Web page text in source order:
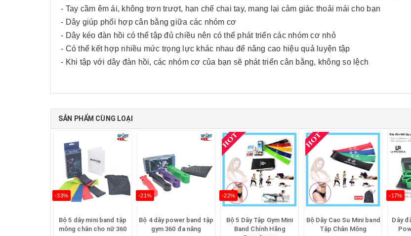
- Tay cầm êm ái, không trơn trượt, hạn chế chai tay, mang lại cảm giác thoải mái cho bạn
- Dây giúp phối hợp cân bằng giữa các nhóm cơ
- Dây kéo đàn hồi có thể tập đủ chiều nên có thể phát triển các nhóm cơ nhỏ
- Có thể kết hợp nhiều mức trọng lực khác nhau để nâng cao hiệu quả luyện tập
- Khi tập với dây đàn hồi, các nhóm cơ của bạn sẽ phát triển cân bằng, không so lệch
Các loại Dây kéo đàn hồi tập thể lực
+ dây màu đỏ sức căng lực 8 - 12 LB
+ dây màu vàng sức căng lực 12 - 16 LB => giá 180k/sp
+ dây màu tím sức căng lực 16 - 20 LB => giá 210k/sp
+ dây màu xanh sức căng lực 20 - 24 LB => giá 240k/sp
- Màu sắc: mỗi loại kháng lực đàn hồi lại tương ứng với 1 màu theo tiêu chuẩn
SẢN PHẨM CÙNG LOẠI
-33%
Bộ 5 dây mini band tập
mông chân cho nữ 360
-21%
Bộ 4 dây power band tập
gym 360 đa năng
-22%
Bộ 5 Dây Tập Gym Mini
Band Chính Hãng
Bộ Dây Cao Su Mini band
Tập Chân Mông
-17%
Dây